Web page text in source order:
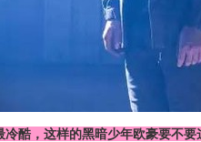
冷酷，这样的黑暗少年欧豪要不要